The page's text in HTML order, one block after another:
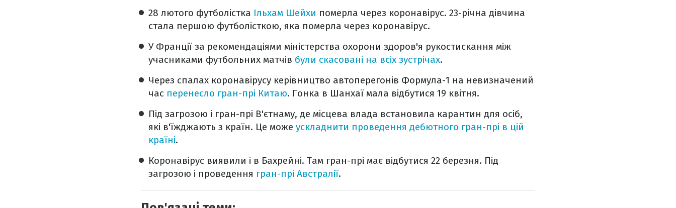
28 лютого футболістка Ільхам Шейхи померла через коронавірус. 23-річна дівчина
стала першою футболісткою, яка померла через коронавірус.
У Франції за рекомендаціями міністерства охорони здоров'я рукостискання між
учасниками футбольних матчів були скасовані на всіх зустрічах.
Через спалах коронавірусу керівництво автоперегонів Формула-1 на невизначений
час перенесло гран-прі Китаю. Гонка в Шанхаї мала відбутися 19 квітня.
Під загрозою і гран-прі В'єтнаму, де місцева влада встановила карантин для осіб,
які в'їжджають з країн. Це може ускладнити проведення дебютного гран-прі в цій
країні.
Коронавірус виявили і в Бахрейні. Там гран-прі має відбутися 22 березня. Під
загрозою і проведення гран-прі Австралії.